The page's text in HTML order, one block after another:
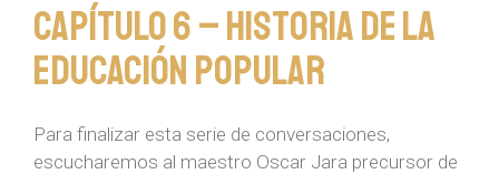
Capítulo 6 – Historia de la
educación popular
Para finalizar esta serie de conversaciones,
escucharemos al maestro Oscar Jara precursor de